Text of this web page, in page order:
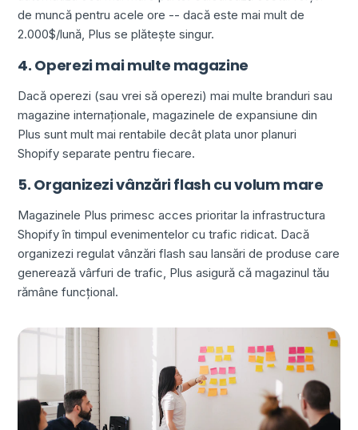
de muncă pentru acele ore -- dacă este mai mult de
2.000$/lună, Plus se plătește singur.
4. Operezi mai multe magazine
Dacă operezi (sau vrei să operezi) mai multe branduri sau
magazine internaționale, magazinele de expansiune din
Plus sunt mult mai rentabile decât plata unor planuri
Shopify separate pentru fiecare.
5. Organizezi vânzări flash cu volum mare
Magazinele Plus primesc acces prioritar la infrastructura
Shopify în timpul evenimentelor cu trafic ridicat. Dacă
organizezi regulat vânzări flash sau lansări de produse care
generează vârfuri de trafic, Plus asigură că magazinul tău
rămâne funcțional.